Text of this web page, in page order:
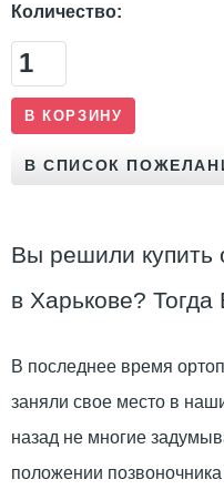
Количество:
Вы решили купить
в Харькове?
В последнее время
заняли свое место в
назад не многие
положении